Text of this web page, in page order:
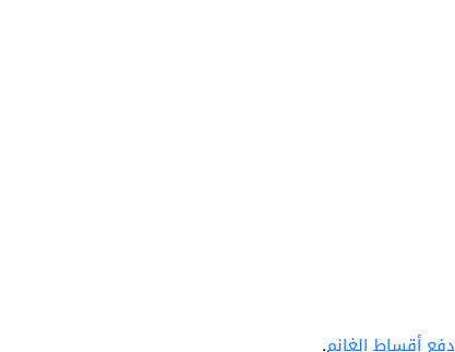
دفع أقساط الغانم.